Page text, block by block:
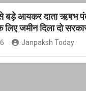
बड़े आयकर दाता ऋषभ
लिए जमीन दिला दो
Janpaksh Today